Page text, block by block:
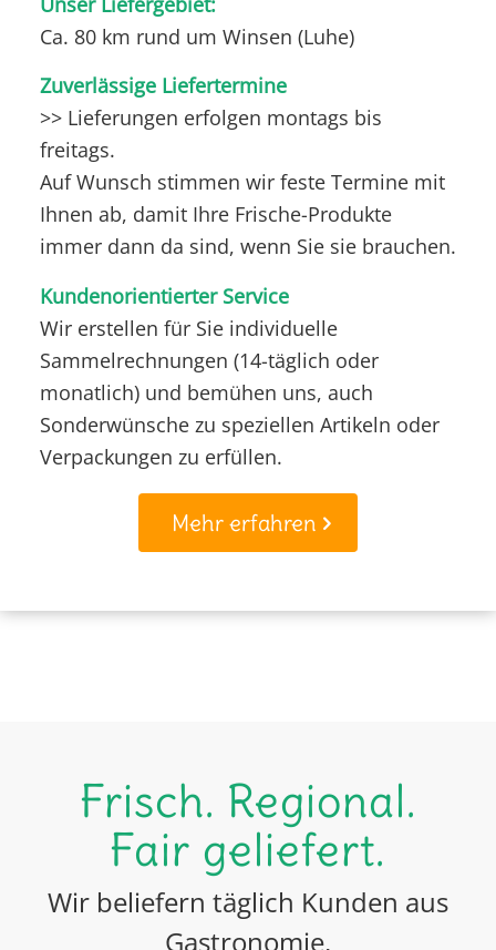
Ca. 80 km rund um Winsen (Luhe)
Zuverlässige Liefertermine
>> Lieferungen erfolgen montags bis
freitags.
Auf Wunsch stimmen wir feste Termine mit
Ihnen ab, damit Ihre Frische-Produkte
immer dann da sind, wenn Sie sie brauchen.
Kundenorientierter Service
Wir erstellen für Sie individuelle
Sammelrechnungen (14-täglich oder
monatlich) und bemühen uns, auch
Sonderwünsche zu speziellen Artikeln oder
Verpackungen zu erfüllen.
Mehr erfahren
Frisch. Regional.
Fair geliefert.
Wir beliefern täglich Kunden aus
Gastronomie,